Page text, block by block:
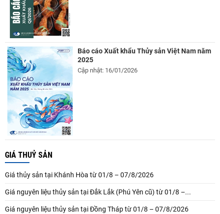
Báo cáo Xuất khẩu Thủy sản Việt Nam năm
2025
Cập nhật: 16/01/2026
GIÁ THUỶ SẢN
Giá thủy sản tại Khánh Hòa từ 01/8 – 07/8/2026
Giá nguyên liệu thủy sản tại Đắk Lắk (Phú Yên cũ) từ 01/8 –...
Giá nguyên liệu thủy sản tại Đồng Tháp từ 01/8 – 07/8/2026